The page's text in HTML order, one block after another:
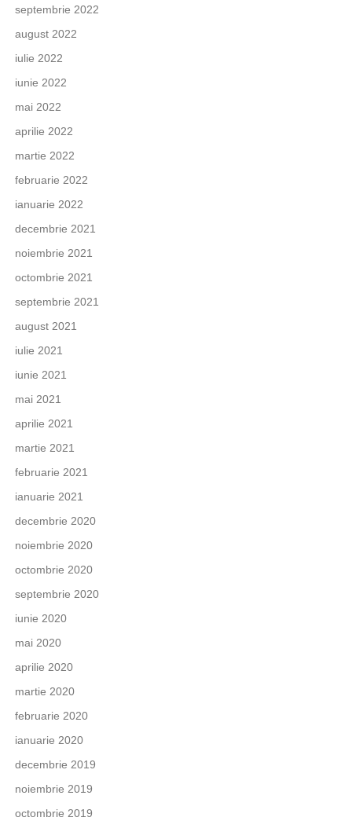
septembrie 2022
august 2022
iulie 2022
iunie 2022
mai 2022
aprilie 2022
martie 2022
februarie 2022
ianuarie 2022
decembrie 2021
noiembrie 2021
octombrie 2021
septembrie 2021
august 2021
iulie 2021
iunie 2021
mai 2021
aprilie 2021
martie 2021
februarie 2021
ianuarie 2021
decembrie 2020
noiembrie 2020
octombrie 2020
septembrie 2020
iunie 2020
mai 2020
aprilie 2020
martie 2020
februarie 2020
ianuarie 2020
decembrie 2019
noiembrie 2019
octombrie 2019